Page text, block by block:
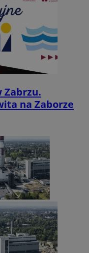
Zabrzu.
na Zaborze